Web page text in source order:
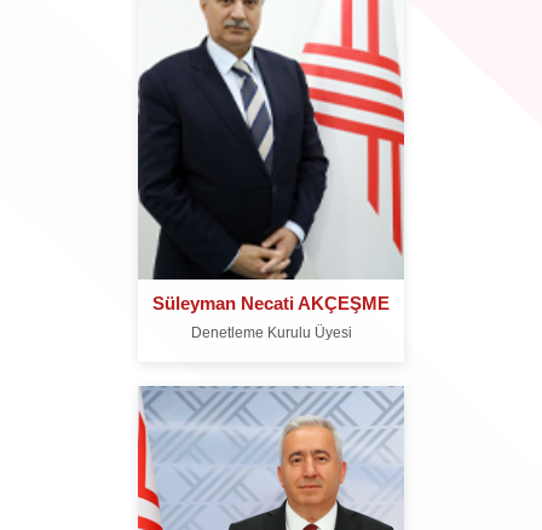
Süleyman Necati AKÇEŞME
Denetleme Kurulu Üyesi